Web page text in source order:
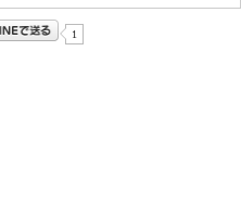
1